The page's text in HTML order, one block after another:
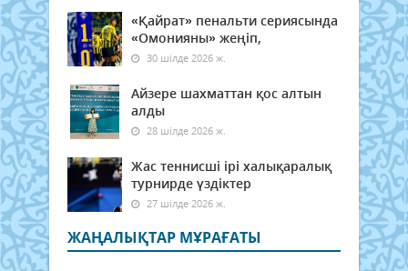
«Қайрат» пенальти сериясында
«Омонияны» жеңіп,
30 шілде 2026 ж.
Айзере шахматтан қос алтын
алды
28 шілде 2026 ж.
Жас теннисші ірі халықаралық
турнирде үздіктер
27 шілде 2026 ж.
ЖАҢАЛЫҚТАР МҰРАҒАТЫ